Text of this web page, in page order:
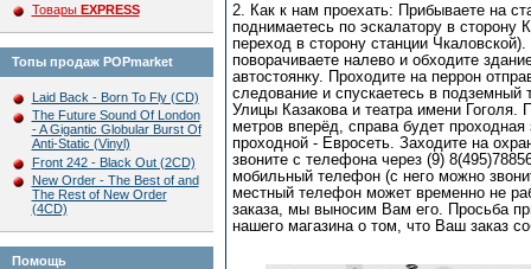
Товары EXPRESS
Топы продаж POPmarket
Laid Back - Born To Fly (CD)
The Future Sound Of London
- A Gigantic Globular Burst Of
Anti-Static (Vinyl)
Front 242 - Black Out (2CD)
New Order - The Best of and
The Rest of New Order
(4CD)
Помощь
2. Как к нам проехать: Прибываете на
поднимаетесь по эскалатору в сторону
переход в сторону станции
поворачиваете налево и обходите
автостоянку. Проходите на перрон
следование и спускаетесь в подземный
Улицы Казакова и театра имени Гоголя.
метров вперёд, справа будет
проходной - Евросеть. Заходите на
звоните с телефона через (9)
мобильный телефон (с него можно
местный телефон может временно не
заказа, мы выносим Вам его. Просьба
нашего магазина о том, что Ваш заказ